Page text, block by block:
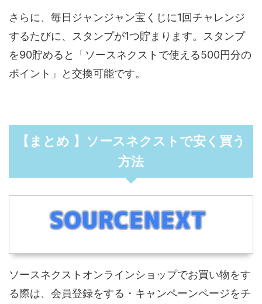
さらに、毎日ジャンジャン宝くじに1回チャレンジ
するたびに、スタンプが1つ貯まります。スタンプ
を90貯めると「ソースネクストで使える500円分の
ポイント」と交換可能です。
【まとめ 】ソースネクストで安く買う
方法
ソースネクストオンラインショップでお買い物をす
る際は、会員登録をする・キャンペーンページをチ